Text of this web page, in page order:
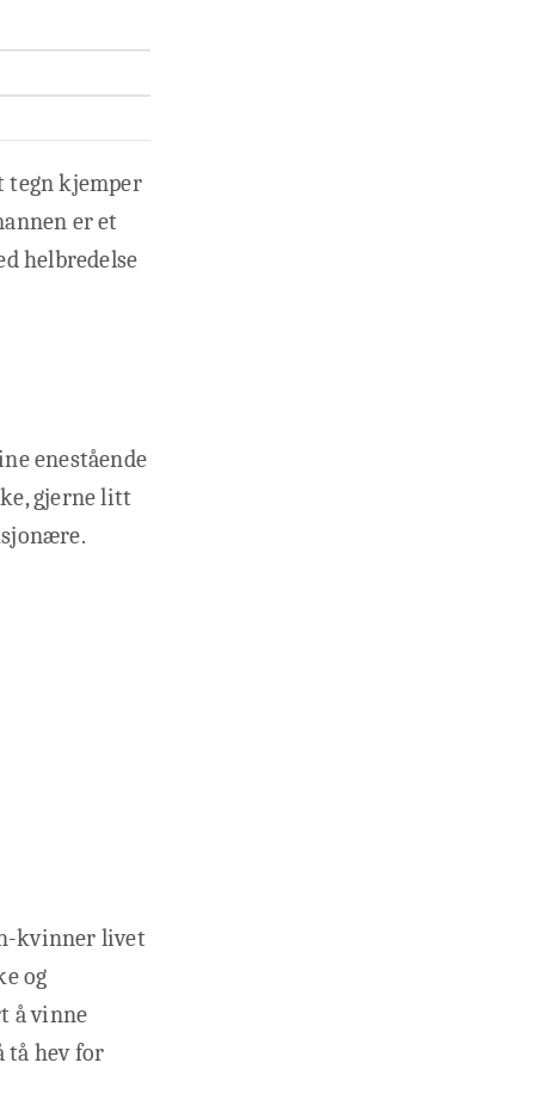
tegn kjemper
er et
helbredelse
enestående
gjerne litt
kvinner livet
og
å vinne
tå hev for